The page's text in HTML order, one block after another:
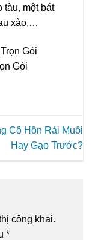
tàu, một bát
xào,…
Gói
Cô Hồn Rải Muối
Hay Gạo Trước?
công khai.
*